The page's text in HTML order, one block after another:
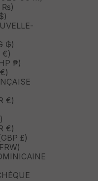
₨)
₲)
€)
₱)
€)
QATAR (QAR ر.ق)
€)
£)